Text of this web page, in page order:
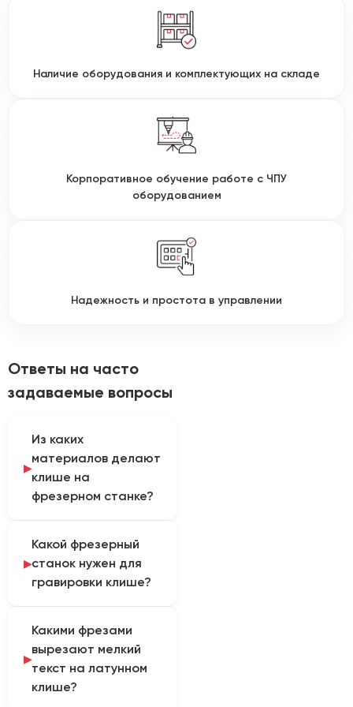
Наличие оборудования и комплектующих на складе
Корпоративное обучение работе с ЧПУ
оборудованием
Надежность и простота в управлении
Ответы на часто
задаваемые вопросы
Из каких
материалов делают
клише на
фрезерном станке?
тиснения фольгой или
конгрева
изготавливают из
фрезеруются, хорошо
проводят и удерживают
тепло, а также
выдерживают огромное
Какой фрезерный
станок нужен для
гравировки клише?
портального типа
повышенной жесткости
(тяжелая чугунная
станина) с небольшим
Какими фрезами
вырезают мелкий
текст на латунном
клише?